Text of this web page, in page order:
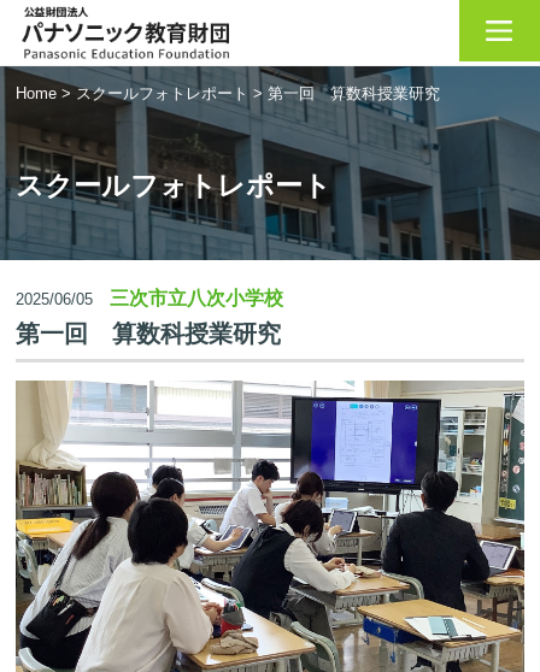
Home > スクールフォトレポート >第一回 算数科授業研究
スクールフォトレポート
2025/06/05 三次市立八次小学校
第一回 算数科授業研究